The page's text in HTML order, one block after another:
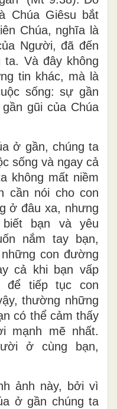
Chúa Giêsu bắt
Chúa, nghĩa là
Người, đã đến
ta. Và đây không
tin khác, mà là
sống: sự gần
gũi của Chúa
ở gần, chúng ta
sống và ngay cả
không mất niềm
cần nói cho con
ở đâu xa, nhưng
bạn và yêu
nắm tay bạn,
con đường
cả khi bạn vấp
để tiếp tục con
thường những
có thể cảm thấy
mạnh mẽ nhất.
ở cùng bạn,
ảnh này, bởi vì
ở gần chúng ta